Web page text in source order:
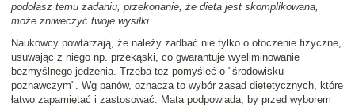
podołasz temu zadaniu, przekonanie, że dieta jest skomplikowana,
może zniweczyć twoje wysiłki.
Naukowcy powtarzają, że należy zadbać nie tylko o otoczenie fizyczne,
usuwając z niego np. przekąski, co gwarantuje wyeliminowanie
bezmyślnego jedzenia. Trzeba też pomyśleć o "środowisku
poznawczym". Wg panów, oznacza to wybór zasad dietetycznych, które
łatwo zapamiętać i zastosować. Mata podpowiada, by przed wyborem